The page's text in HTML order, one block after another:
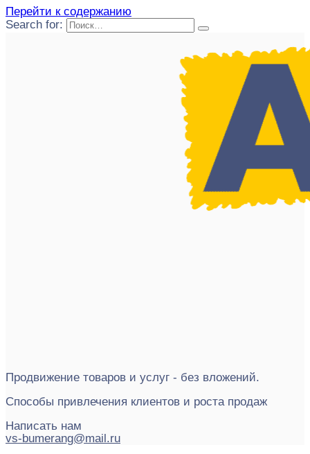
Перейти к содержанию
Search for:
Продвижение товаров и услуг - без вложений.
Способы привлечения клиентов и роста продаж
Написать нам
vs-bumerang@mail.ru